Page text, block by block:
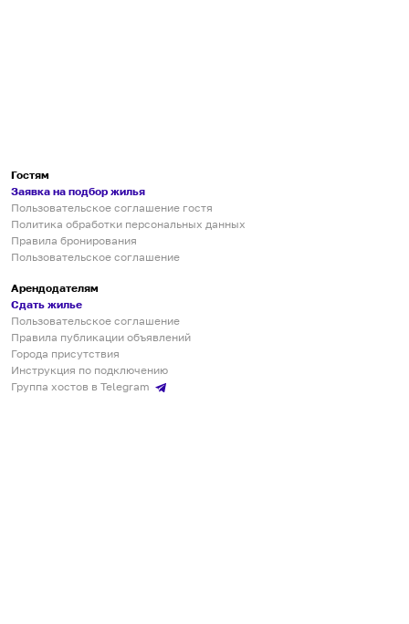
Гостям
Заявка на подбор жилья
Пользовательское соглашение гостя
Политика обработки персональных данных
Правила бронирования
Пользовательское соглашение
Арендодателям
Сдать жилье
Пользовательское соглашение
Правила публикации объявлений
Города присутствия
Инструкция по подключению
Группа хостов в Telegram